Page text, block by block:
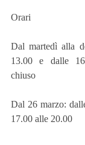
Orari
Dal martedì alla
13.00 e dalle
chiuso
Dal 26 marzo:
17.00 alle 20.00